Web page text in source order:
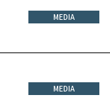
MEDIA
MEDIA